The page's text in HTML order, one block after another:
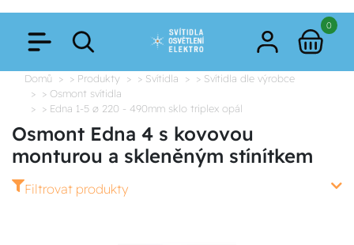
0
Domů > Produkty > Svítidla
> Svítidla dle výrobce
> Osmont svítidla
> Edna 1-5 ø 220 - 490mm sklo triplex opál
Osmont Edna 4 s kovovou
monturou a skleněným stínítkem
Filtrovat produkty